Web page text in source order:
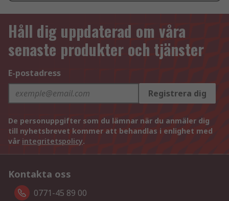
Håll dig uppdaterad om våra
senaste produkter och tjänster
E-postadress
Registrera dig
De personuppgifter som du lämnar när du anmäler dig
till nyhetsbrevet kommer att behandlas i enlighet med
vår integritetspolicy.
Kontakta oss
0771-45 89 00